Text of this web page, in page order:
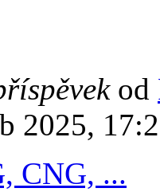
od
2025,
CNG, ...